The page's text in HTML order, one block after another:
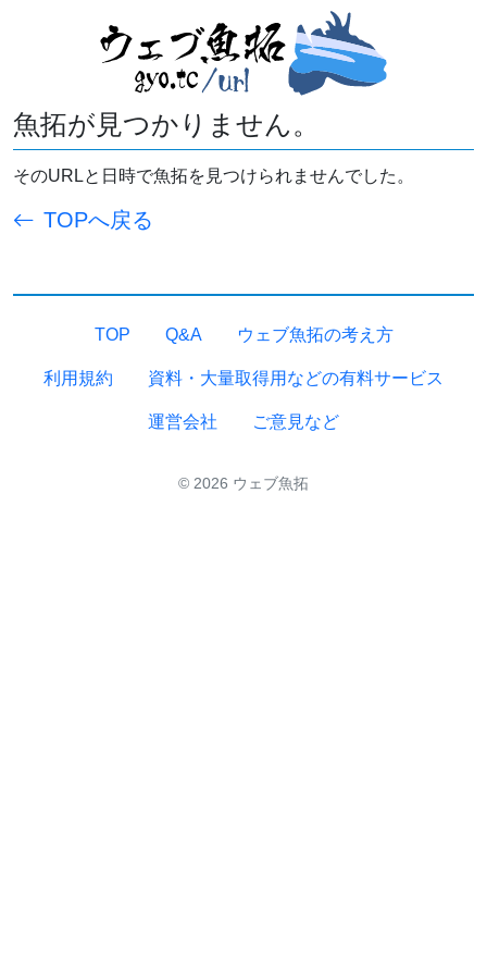
魚拓が見つかりません。
そのURLと日時で魚拓を見つけられませんでした。
TOPへ戻る
TOP Q&A ウェブ魚拓の考え方
利用規約 資料・大量取得用などの有料サービス
運営会社 ご意見など
© 2026 ウェブ魚拓